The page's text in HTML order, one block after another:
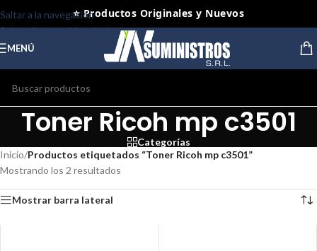
Saltar a la navegación
Saltar al contenido principal
⭐ Productos Originales y Nuevos
MENÚ
Toner Ricoh mp c3501
Categorías
Inicio/Productos etiquetados “Toner Ricoh mp c3501”
Mostrando los 2 resultados
Mostrar barra lateral